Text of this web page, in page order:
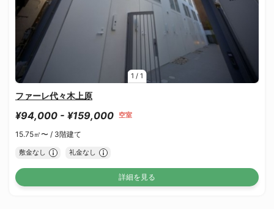
1 / 1
ファーレ代々木上原
¥94,000 - ¥159,000 空室
15.75㎡〜 / 3階建て
敷金なし 礼金なし
詳細を見る